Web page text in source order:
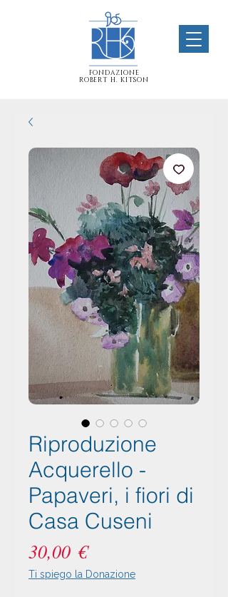
FONDAZIONE
ROBERT H. KITSON
Riproduzione
Acquerello -
Papaveri, i fiori di
Casa Cuseni
30,00 €Prezzo
Ti spiego la Donazione